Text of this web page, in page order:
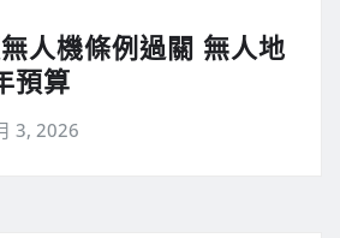
人機條例過關 無人地
預算
3, 2026